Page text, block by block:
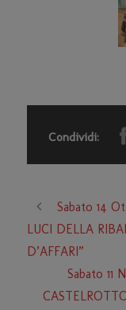
Condividi:
Sabato 14
LUCI DELLA
D’AFFARI”
Sabato 11